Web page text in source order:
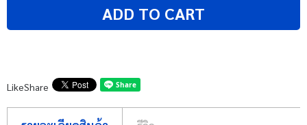
ADD TO CART
LikeShare